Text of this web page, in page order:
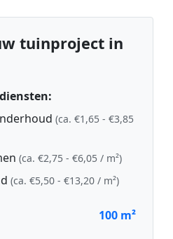
tuinproject in
(ca. €1,65 - €3,85
(ca. €2,75 - €6,05 / m²)
(ca. €5,50 - €13,20 / m²)
100 m²